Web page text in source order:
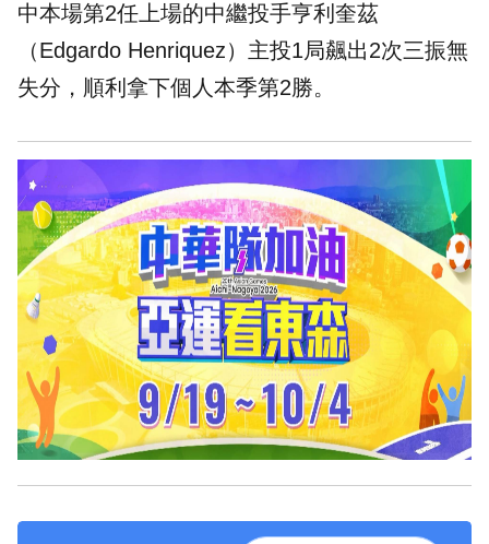
中本場第2任上場的中繼投手亨利奎茲
（Edgardo Henriquez）主投1局飆出2次三振無
失分，順利拿下個人本季第2勝。